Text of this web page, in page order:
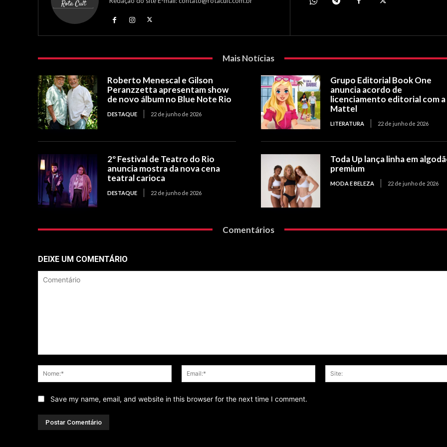
Mais Notícias
Roberto Menescal e Gilson
Peranzzetta apresentam show
de novo álbum no Blue Note Rio
DESTAQUE 22 de junho de 2026
Grupo Editorial Book One
anuncia acordo de
licenciamento editorial com a
Mattel
LITERATURA 22 de junho de 2026
2º Festival de Teatro do Rio
anuncia mostra da nova cena
teatral carioca
DESTAQUE 22 de junho de 2026
Toda Up lança linha em
premium
MODA E BELEZA 22 de junho de 2026
Comentários
DEIXE UM COMENTÁRIO
Nome:*
Email:*
Save my name, email, and website in this browser for the next time I comment.